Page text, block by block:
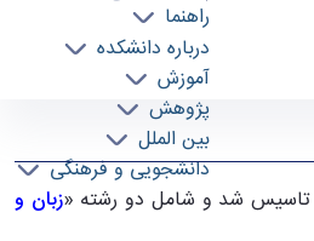
راهنما
درباره دانشکده
آموزش
پژوهش
بین الملل
دانشجویی و فرهنگی
زبان و